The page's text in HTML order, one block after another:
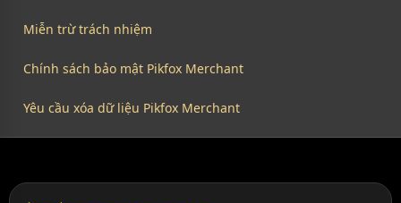
Miễn trừ trách nhiệm
Chính sách bảo mật Pikfox Merchant
Yêu cầu xóa dữ liệu Pikfox Merchant